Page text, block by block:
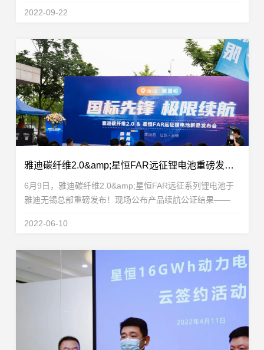
电百公里挑战赛”，近日又在杭州进行完美复演，公...
2022-09-22
雅迪碳纤维2.0&amp;星恒FAR远征锂电池重磅发布！征服222.4公里极限里程，国标车迈入续航新时代！
6月9日，雅迪碳纤维2.0&amp;星恒FAR远征系列锂电池于
雅迪无锡总部重磅发布！现场公布产品续航公证结果——
战封王”，成功创下新国标电动车续航里程的新...
2022-06-10